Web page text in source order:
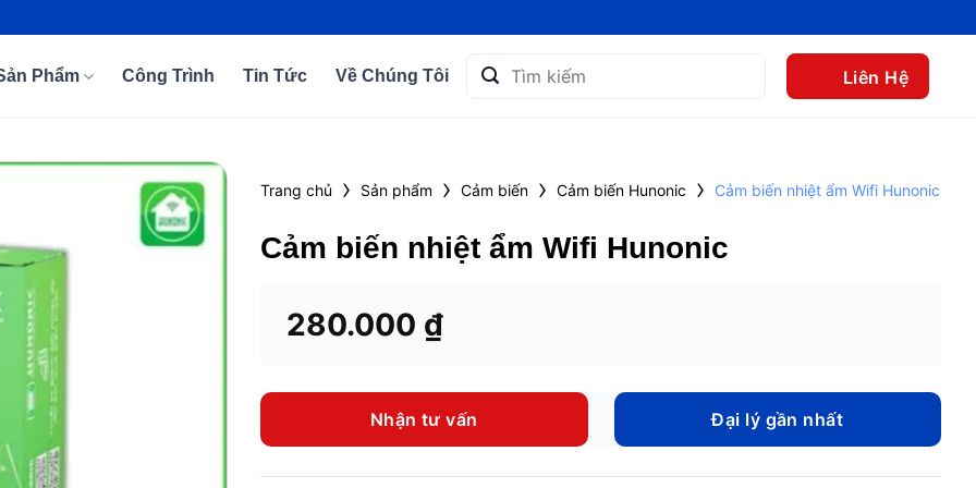
Phẩm Công Trình Tin Tức Về Chúng Tôi
Tìm
kiếm:
Liên Hệ
Add to
wishlist
Trang chủ › Sản phẩm › Cảm biến › Cảm biến Hunonic › Cảm biến nhiệt ẩm Wifi Hunonic
Cảm biến nhiệt ẩm Wifi Hunonic
280.000 ₫
Nhận tư vấn Đại lý gần nhất